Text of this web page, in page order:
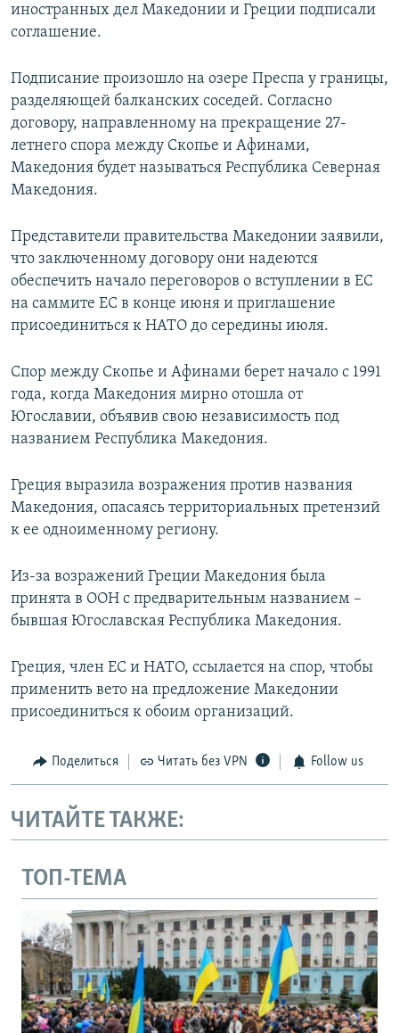
иностранных дел Македонии и Греции подписали
соглашение.
Подписание произошло на озере Преспа у границы,
разделяющей балканских соседей. Согласно
договору, направленному на прекращение 27-
летнего спора между Скопье и Афинами,
Македония будет называться Республика Северная
Македония.
Представители правительства Македонии заявили,
что заключенному договору они надеются
обеспечить начало переговоров о вступлении в ЕС
на саммите ЕС в конце июня и приглашение
присоединиться к НАТО до середины июля.
Спор между Скопье и Афинами берет начало с 1991
года, когда Македония мирно отошла от
Югославии, объявив свою независимость под
названием Республика Македония.
Греция выразила возражения против названия
Македония, опасаясь территориальных претензий
к ее одноименному региону.
Из-за возражений Греции Македония была
принята в ООН с предварительным названием –
бывшая Югославская Республика Македония.
Греция, член ЕС и НАТО, ссылается на спор, чтобы
применить вето на предложение Македонии
присоединиться к обоим организаций.
Поделиться Читать без VPN Follow us
ЧИТАЙТЕ ТАКЖЕ:
ТОП-ТЕМА